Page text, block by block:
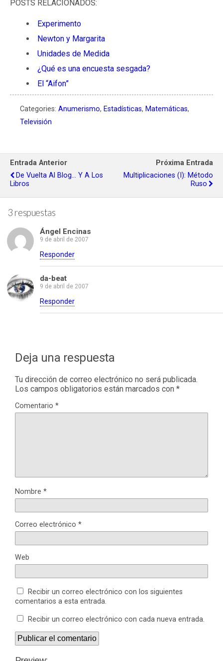
POSTS RELACIONADOS:
Experimento
Newton y Margarita
Unidades de Medida
¿Qué es una encuesta sesgada?
El “Aifon”
Categories: Anumerismo, Estadísticas, Matemáticas,
Televisión
Entrada Anterior
De Vuelta Al Blog… Y A Los
Libros
Próxima Entrada
Multiplicaciones (I): Método
Ruso
3 respuestas
Ángel Encinas
9 de abril de 2007
Responder
da-beat
9 de abril de 2007
Responder
Deja una respuesta
Tu dirección de correo electrónico no será publicada.
Los campos obligatorios están marcados con *
Comentario *
Nombre *
Correo electrónico *
Web
Recibir un correo electrónico con los siguientes
comentarios a esta entrada.
Recibir un correo electrónico con cada nueva entrada.